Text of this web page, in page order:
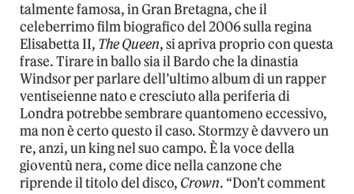
talmente famosa, in Gran Bretagna, che il
celeberrimo film biografico del 2006 sulla regina
Elisabetta II, The Queen, si apriva proprio con questa
frase. Tirare in ballo sia il Bardo che la dinastia
Windsor per parlare dell’ultimo album di un rapper
ventiseienne nato e cresciuto alla periferia di
Londra potrebbe sembrare quantomeno eccessivo,
ma non è certo questo il caso. Stormzy è davvero un
re, anzi, un king nel suo campo. È la voce della
gioventù nera, come dice nella canzone che
riprende il titolo del disco, Crown. “Don’t comment